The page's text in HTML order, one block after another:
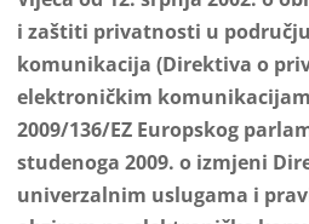
i zaštiti privatnosti u
komunikacija (Direktiva o
elektroničkim
2009/136/EZ Europskog
studenoga 2009. o izmjeni
univerzalnim uslugama i